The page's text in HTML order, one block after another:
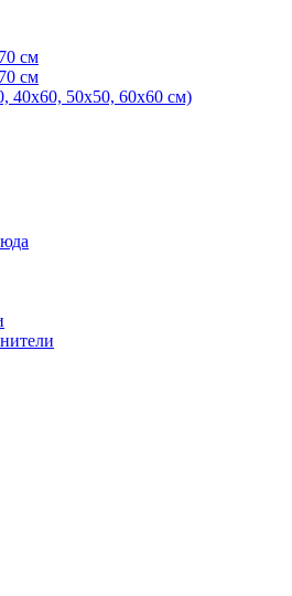
см
см
40х60, 50х50, 60х60 см)